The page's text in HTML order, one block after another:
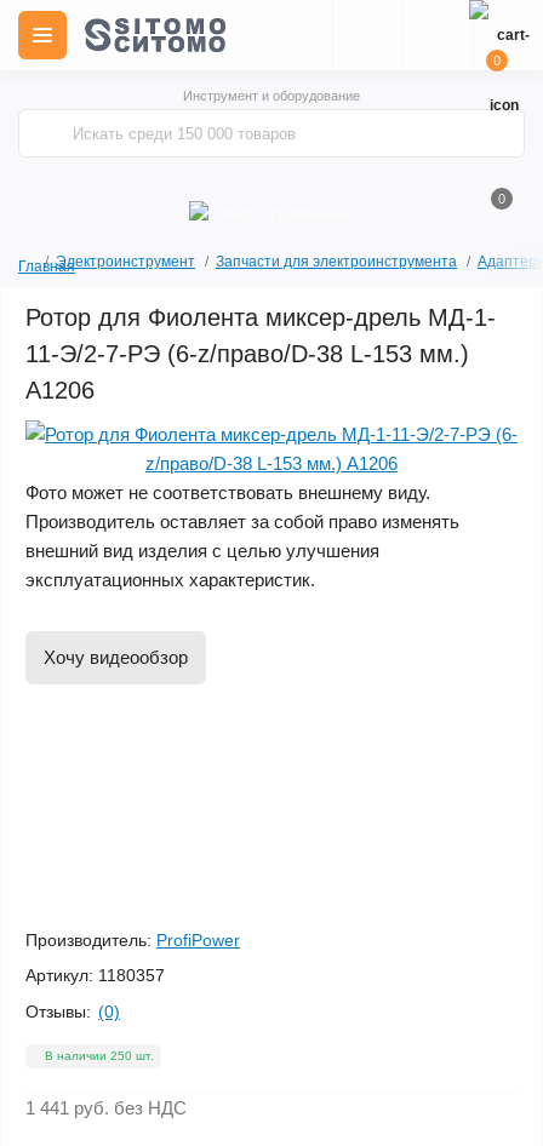
Инструмент и оборудование
0
0
ГлавнаяЭлектроинструмент Запчасти для электроинструмента
Ротор для Фиолента миксер-дрель МД-1-
11-Э/2-7-РЭ (6-z/право/D-38 L-153 мм.)
A1206
Фото может не соответствовать внешнему виду.
Производитель оставляет за собой право изменять
внешний вид изделия с целью улучшения
эксплуатационных характеристик.
Хочу видеообзор
Производитель: ProfiPower
Артикул: 1180357
Отзывы: (0)
В наличии 250 шт.
1 441 руб. без НДС